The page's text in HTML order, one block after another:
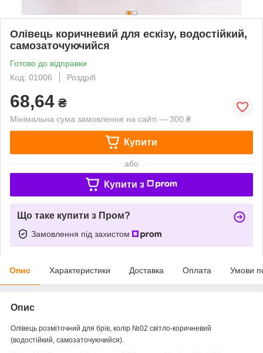
Олівець коричневий для ескізу, водостійкий,
самозаточуючийся
Готово до відправки
Код: 01006
Роздріб
68,64 ₴
Мінімальна сума замовлення на сайті — 300 ₴
Купити
або
Купити з
Що таке купити з Пром?
Замовлення під захистом
Опис Характеристики Доставка Оплата Умови
Опис
Олівець розміточний для брів, колір №02 світло-коричневий
(водостійкий, самозаточуючийся).